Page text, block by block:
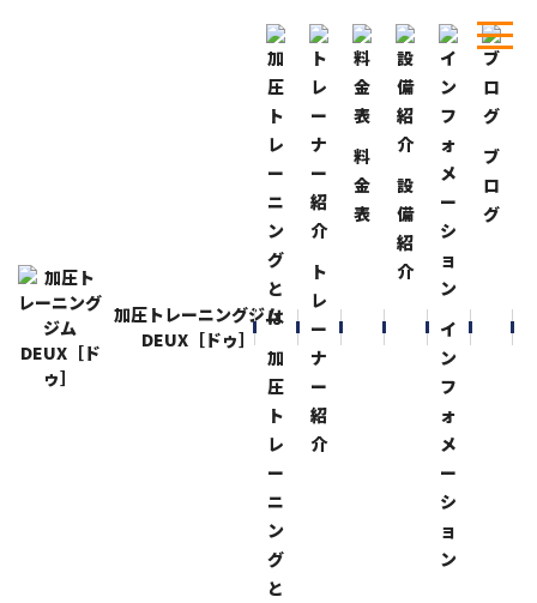
加圧トレーニングジム
DEUX［ドゥ］
加
圧
ト
レ
ー
ニ
ン
グ
と
ト
レ
ー
ナ
ー
紹
介
料
金
表
設
備
紹
介
イ
ン
フ
ォ
メ
ー
シ
ョ
ン
ブ
ロ
グ
2022-5-6
定期健診！